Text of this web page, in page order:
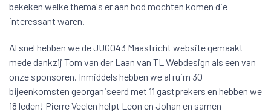
bekeken welke thema's er aan bod mochten komen die
interessant waren.
Al snel hebben we de JUG043 Maastricht website gemaakt
mede dankzij Tom van der Laan van TL Webdesign als een van
onze sponsoren. Inmiddels hebben we al ruim 30
bijeenkomsten georganiseerd met 11 gastprekers en hebben we
18 leden! Pierre Veelen helpt Leon en Johan en samen